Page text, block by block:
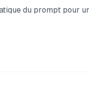
du prompt pour